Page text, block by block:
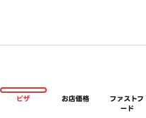
ピザ お店価格
ファストフ
ード